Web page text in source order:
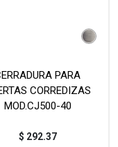
PARA
CORREDIZAS
MOD.CJ500-40
$ 292.37